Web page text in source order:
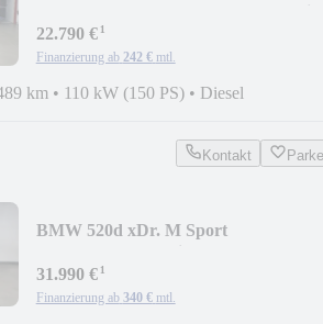
22.790 €¹
Finanzierung ab 242 € mtl.
km • 110 kW (150 PS) • Diesel
Kontakt
BMW 520d xDr. M Sport
31.990 €¹
Finanzierung ab 340 € mtl.